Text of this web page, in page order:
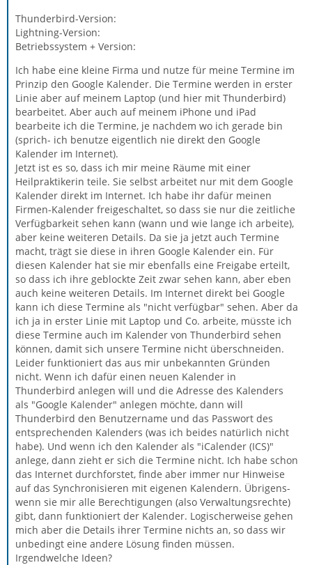
Thunderbird-Version:
Lightning-Version:
Betriebssystem + Version:
Ich habe eine kleine Firma und nutze für meine Termine im
Prinzip den Google Kalender. Die Termine werden in erster
Linie aber auf meinem Laptop (und hier mit Thunderbird)
bearbeitet. Aber auch auf meinem iPhone und iPad
bearbeite ich die Termine, je nachdem wo ich gerade bin
(sprich- ich benutze eigentlich nie direkt den Google
Kalender im Internet).
Jetzt ist es so, dass ich mir meine Räume mit einer
Heilpraktikerin teile. Sie selbst arbeitet nur mit dem Google
Kalender direkt im Internet. Ich habe ihr dafür meinen
Firmen-Kalender freigeschaltet, so dass sie nur die zeitliche
Verfügbarkeit sehen kann (wann und wie lange ich arbeite),
aber keine weiteren Details. Da sie ja jetzt auch Termine
macht, trägt sie diese in ihren Google Kalender ein. Für
diesen Kalender hat sie mir ebenfalls eine Freigabe erteilt,
so dass ich ihre geblockte Zeit zwar sehen kann, aber eben
auch keine weiteren Details. Im Internet direkt bei Google
kann ich diese Termine als "nicht verfügbar" sehen. Aber da
ich ja in erster Linie mit Laptop und Co. arbeite, müsste ich
diese Termine auch im Kalender von Thunderbird sehen
können, damit sich unsere Termine nicht überschneiden.
Leider funktioniert das aus mir unbekannten Gründen
nicht. Wenn ich dafür einen neuen Kalender in
Thunderbird anlegen will und die Adresse des Kalenders
als "Google Kalender" anlegen möchte, dann will
Thunderbird den Benutzername und das Passwort des
entsprechenden Kalenders (was ich beides natürlich nicht
habe). Und wenn ich den Kalender als "iCalender (ICS)"
anlege, dann zieht er sich die Termine nicht. Ich habe schon
das Internet durchforstet, finde aber immer nur Hinweise
auf das Synchronisieren mit eigenen Kalendern. Übrigens-
wenn sie mir alle Berechtigungen (also Verwaltungsrechte)
gibt, dann funktioniert der Kalender. Logischerweise gehen
mich aber die Details ihrer Termine nichts an, so dass wir
unbedingt eine andere Lösung finden müssen.
Irgendwelche Ideen?